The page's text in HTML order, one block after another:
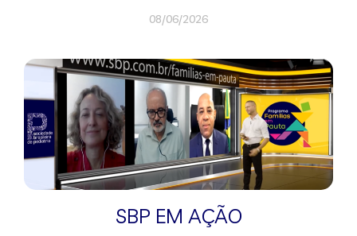
08/06/2026
SBP EM AÇÃO